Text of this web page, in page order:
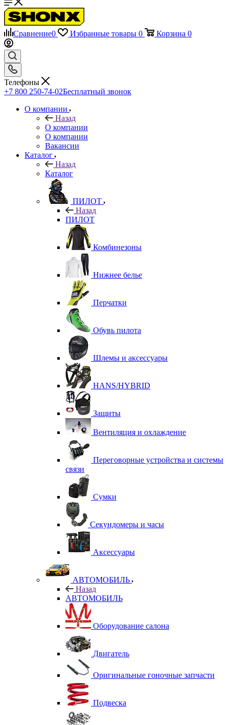
Сравнение0 Избранные товары 0 Корзина 0
Телефоны
+7 800 250-74-02Бесплатный звонок
О компании
Назад
О компании
О компании
Вакансии
Каталог
Назад
Каталог
ПИЛОТ
Назад
ПИЛОТ
Комбинезоны
Нижнее белье
Перчатки
Обувь пилота
Шлемы и аксессуары
HANS/HYBRID
Защиты
Вентиляция и охлаждение
Переговорные устройства и системы
связи
Сумки
Секундомеры и часы
Аксессуары
АВТОМОБИЛЬ
Назад
АВТОМОБИЛЬ
Оборудование салона
Двигатель
Оригинальные гоночные запчасти
Подвеска